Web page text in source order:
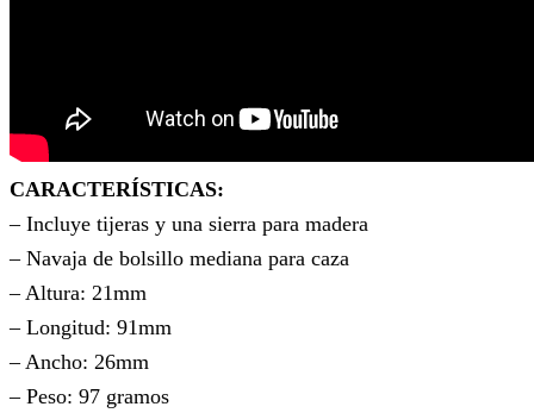
CARACTERÍSTICAS:
– Incluye tijeras y una sierra para madera
– Navaja de bolsillo mediana para caza
– Altura: 21mm
– Longitud: 91mm
– Ancho: 26mm
– Peso: 97 gramos